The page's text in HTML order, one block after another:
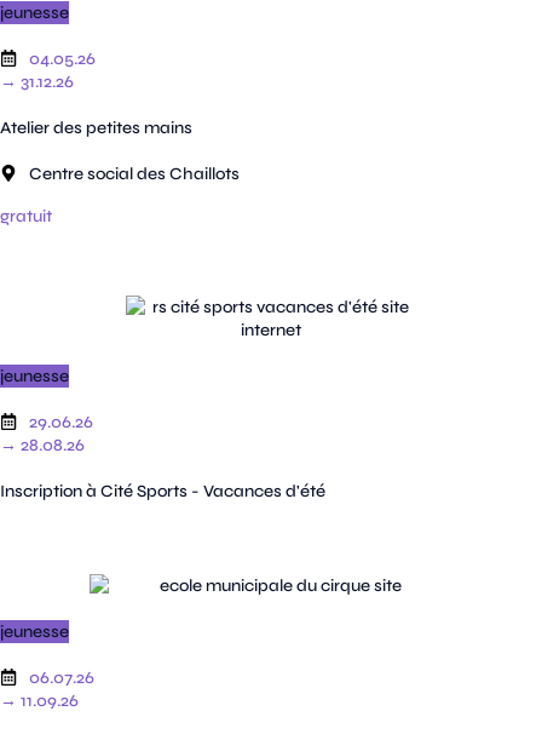
jeunesse
04.05.26
→ 31.12.26
Atelier des petites mains
Centre social des Chaillots
gratuit
jeunesse
29.06.26
→ 28.08.26
Inscription à Cité Sports - Vacances d'été
jeunesse
06.07.26
→ 11.09.26